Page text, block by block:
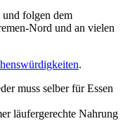
folgen dem
Nord und an vielen
.
muss selber für Essen
läufergerechte Nahrung